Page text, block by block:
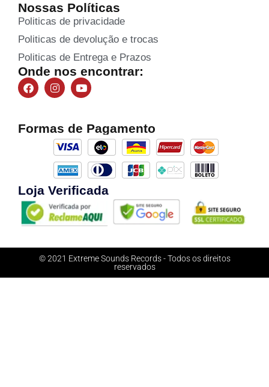
Nossas Políticas
Politicas de privacidade
Politicas de devolução e trocas
Politicas de Entrega e Prazos
Onde nos encontrar:
Formas de Pagamento
Loja Verificada
© 2021 Extreme Sounds Records - Todos os direitos
reservados